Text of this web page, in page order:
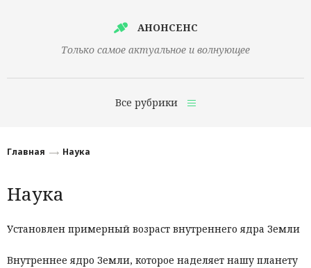
АНОНСЕНС
Только самое актуальное и волнующее
Все рубрики
Технологии
Главная Наука
Наука
Установлен примерный возраст внутреннего ядра Земли
Внутреннее ядро Земли, которое наделяет нашу планету